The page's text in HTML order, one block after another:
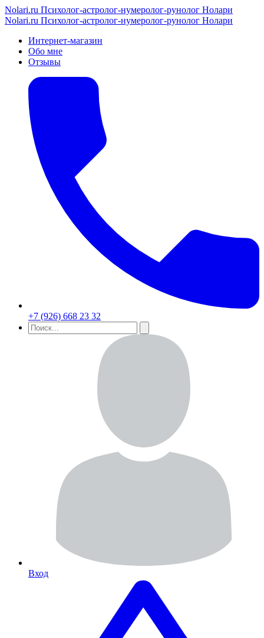
Nolari.ru Психолог-астролог-нумеролог-рунолог Нолари
Nolari.ru Психолог-астролог-нумеролог-рунолог Нолари
Интернет-магазин
Обо мне
Отзывы
+7 (926) 668 23 32
Вход